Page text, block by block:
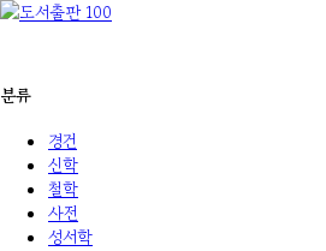
분류
경건
신학
철학
사전
성서학